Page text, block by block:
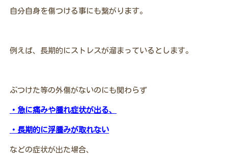
自分自身を傷つける事にも繋がります。
例えば、長期的にストレスが溜まっているとします。
ぶつけた等の外傷がないのにも関わらず
・急に痛みや腫れ症状が出る、
・長期的に浮腫みが取れない
などの症状が出た場合、